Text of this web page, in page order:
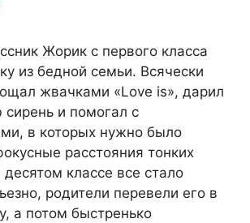
Жорик с первого класса
из бедной семьи. Всячески
жвачками «Love is», дарил
сирень и помогал с
в которых нужно было
расстояния тонких
десятом классе все стало
родители перевели его в
а потом быстренько